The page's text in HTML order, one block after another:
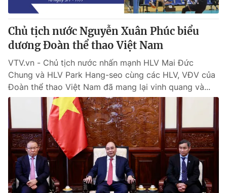
Chủ tịch nước Nguyễn Xuân Phúc biểu
dương Đoàn thể thao Việt Nam
VTV.vn - Chủ tịch nước nhấn mạnh HLV Mai Đức
Chung và HLV Park Hang-seo cùng các HLV, VĐV của
Đoàn thể thao Việt Nam đã mang lại vinh quang và...